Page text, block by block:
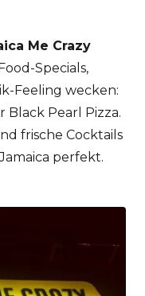
Me Crazy
Specials,
Feeling wecken:
Black Pearl Pizza.
frische Cocktails
perfekt.